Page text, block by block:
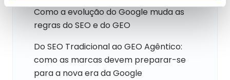
Como a evolução do Google muda as
regras do SEO e do GEO
Do SEO Tradicional ao GEO Agêntico:
como as marcas devem preparar-se
para a nova era da Google